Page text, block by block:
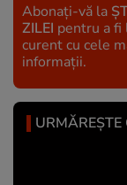
Abonați-vă la
ZILEI pentru a fi
curent cu cele
informații.